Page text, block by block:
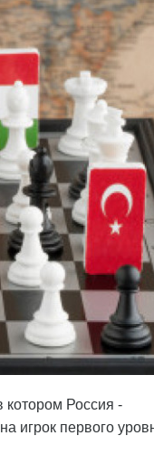
котором Россия -
игрок первого